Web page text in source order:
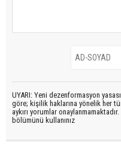
UYARI: Yeni dezenformasyon
göre; kişilik haklarına yönelik her
aykırı yorumlar
bölümünü kullanınız